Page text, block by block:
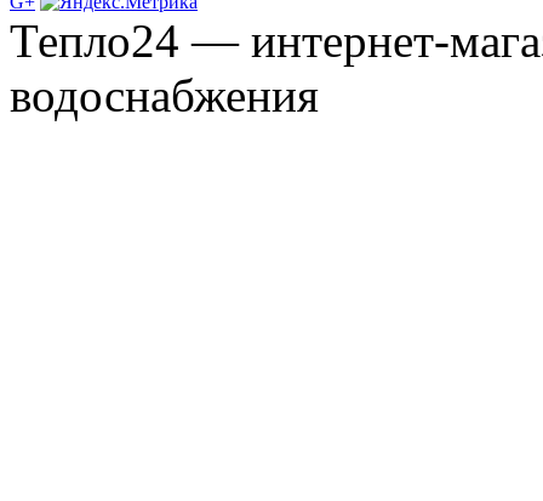
Тепло24 — интернет-
водоснабжения